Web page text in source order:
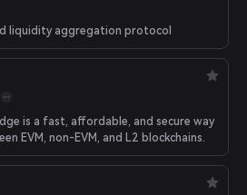
liquidity aggregation protocol
is a fast, affordable, and secure way
EVM, non-EVM, and L2 blockchains.